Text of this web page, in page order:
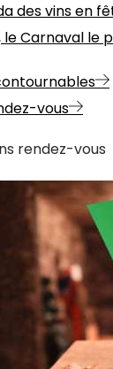
des vins en
le Carnaval le
vous
rendez-vous